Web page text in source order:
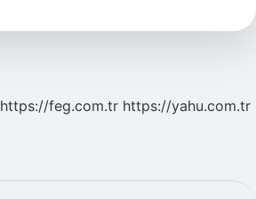
https://feg.com.tr https://yahu.com.tr